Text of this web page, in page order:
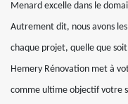
Menard excelle dans le
Autrement dit, nous avons
chaque projet, quelle que
Hemery Rénovation met à
comme ultime objectif votre